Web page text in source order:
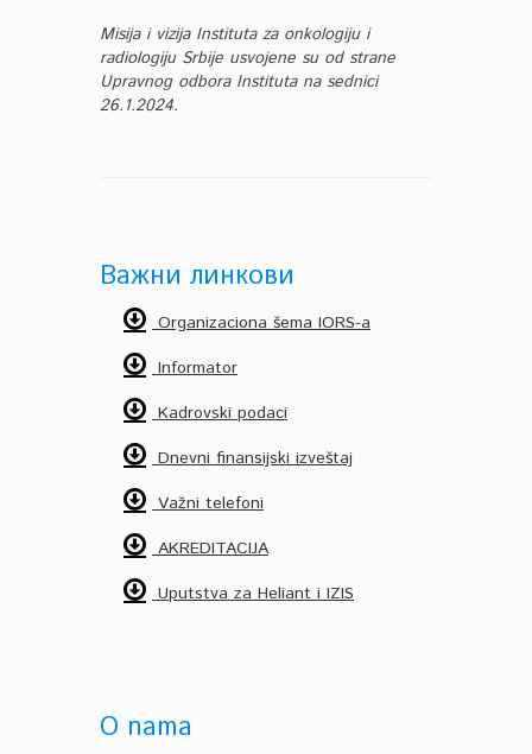
Misija i vizija Instituta za onkologiju i
radiologiju Srbije usvojene su od strane
Upravnog odbora Instituta na sednici
26.1.2024.
Важни линкови
Organizaciona šema IORS-a
Informator
Kadrovski podaci
Dnevni finansijski izveštaj
Važni telefoni
AKREDITACIJA
Uputstva za Heliant i IZIS
O nama